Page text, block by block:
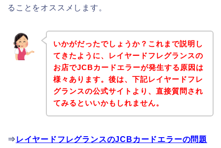
ることをオススメします。
いかがだったでしょうか？これまで説明し
てきたように、レイヤードフレグランスの
お店でJCBカードエラーが発生する原因は
様々あります。後は、下記レイヤードフレ
グランスの公式サイトより、直接質問され
てみるといいかもしれません。
⇒ レイヤードフレグランスのJCBカードエラーの問題